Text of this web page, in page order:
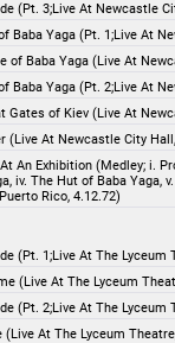
(Pt. 3;Live At Newcastle
Baba Yaga (Pt. 1;Live At
of Baba Yaga (Live At
Baba Yaga (Pt. 2;Live At
Gates of Kiev (Live At
(Live At Newcastle City
An Exhibition (Medley; i.
iv. The Hut of Baba Yaga,
Rico, 4.12.72)
(Pt. 1;Live At The Lyceum
(Live At The Lyceum
(Pt. 2;Live At The Lyceum
(Live At The Lyceum